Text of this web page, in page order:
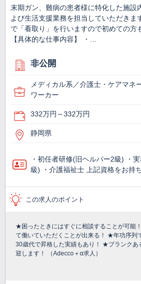
末期ガン、難病の患者様に特化した施設
よび生活支援業務を担当していただきま
で「看取り」を行いますので初めての方
【具体的な仕事内容】 ・…
非公開
メディカル系／介護士・ケアマネ
ワーカー
332万円～332万円
静岡県
・初任者研修(旧ヘルパー2級) ・
級) ・介護福祉士 上記資格をお持
この求人のポイント
★困ったときにはすぐに相談することが可能
て働いていただくことが出来る！ ★年功序列
30歳代で昇格した実績もあり！ ★ブランクあ
迎します！ （Adecco＋α求人）